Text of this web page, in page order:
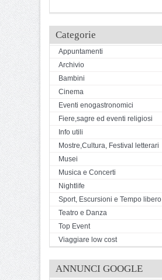
Categorie
Appuntamenti
Archivio
Bambini
Cinema
Eventi enogastronomici
Fiere,sagre ed eventi religiosi
Info utili
Mostre,Cultura, Festival letterari
Musei
Musica e Concerti
Nightlife
Sport, Escursioni e Tempo libero
Teatro e Danza
Top Event
Viaggiare low cost
ANNUNCI GOOGLE